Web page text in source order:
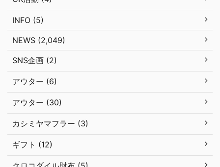
INFO (5)
NEWS (2,049)
SNS企画 (2)
アウター (6)
アウター (30)
カシミヤマフラー (3)
ギフト (12)